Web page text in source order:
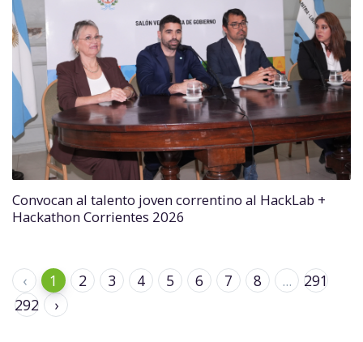
Convocan al talento joven correntino al HackLab +
Hackathon Corrientes 2026
‹ 1 2 3 4 5 6 7 8 ...
291
292
›